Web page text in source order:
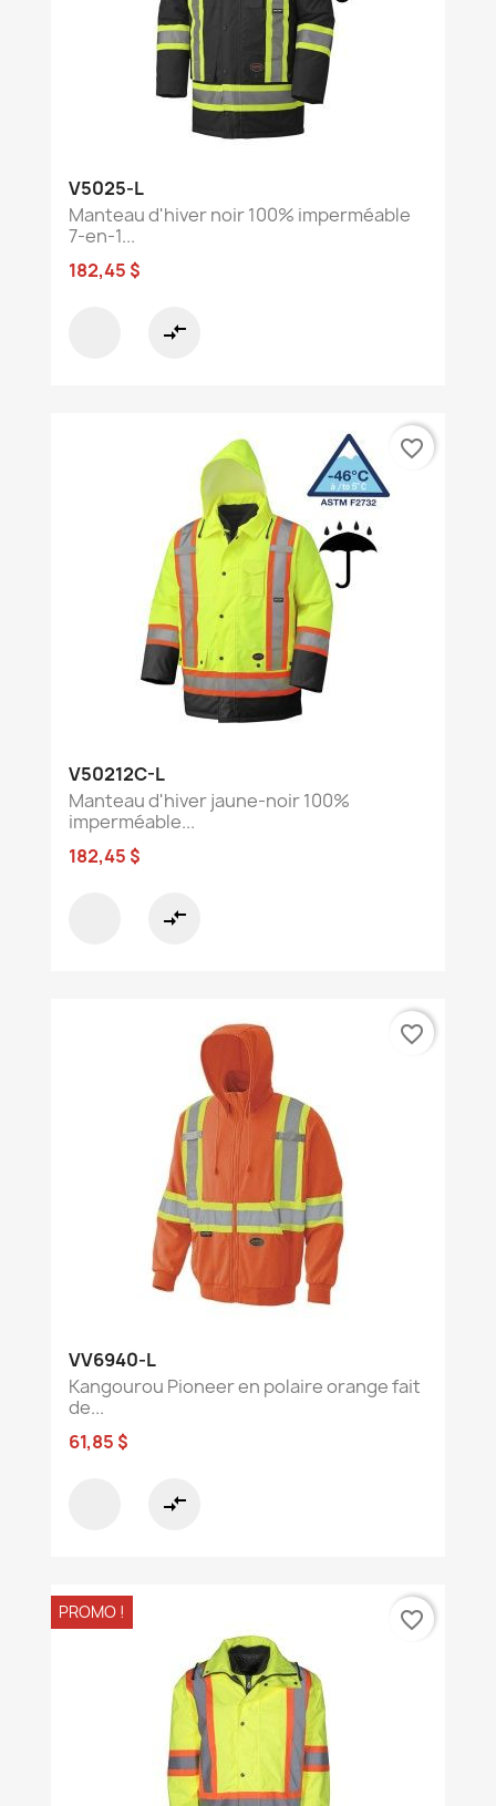
V5025-L
Manteau d'hiver noir 100% imperméable
7-en-1...
182,45 $
compare_arrows
V50212C-L
Manteau d'hiver jaune-noir 100%
imperméable...
182,45 $
compare_arrows
favorite_border
VV6940-L
Kangourou Pioneer en polaire orange fait
de...
61,85 $
compare_arrows
favorite_border
PROMO ! favorite_border